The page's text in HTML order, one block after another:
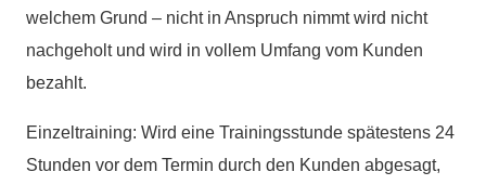
welchem Grund – nicht in Anspruch nimmt wird nicht
nachgeholt und wird in vollem Umfang vom Kunden
bezahlt.
Einzeltraining: Wird eine Trainingsstunde spätestens 24
Stunden vor dem Termin durch den Kunden abgesagt,